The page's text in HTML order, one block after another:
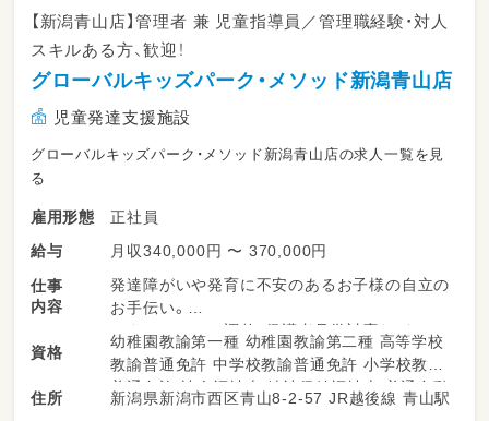
【新潟青山店】管理者 兼 児童指導員／管理職経験・対人
スキルある方、歓迎！
グローバルキッズパーク・メソッド新潟青山店
児童発達支援施設
グローバルキッズパーク・メソッド新潟青山店の求人一覧を見
る
雇用形態
正社員
給与
月収340,000円 〜 370,000円
仕事
内容
発達障がいや発育に不安のあるお子様の自立の
お手伝い。
スタッフシフト調整、保護者見学対応など。
★店舗マネジメントをお任せします
★店長・役職経験のある方、歓迎！
★対人スキル、コミュニケーション能力に自信
資格
幼稚園教諭第一種 幼稚園教諭第二種 高等学校
教諭普通免許 中学校教諭普通免許 小学校教諭
普通免許 社会福祉士 精神保健福祉士 普通自動
車運転免許
住所 新潟県新潟市西区青山8-2-57 JR越後線 青山駅